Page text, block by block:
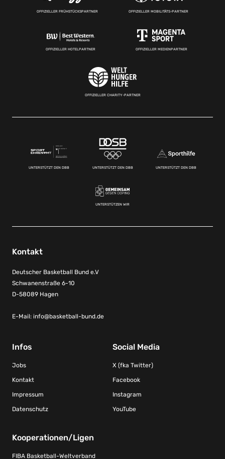
OFFIZIELLER FRÜHSTÜCKSPARTNER OFFIZIELLER MOBILITÄTS-PARTNER
OFFIZIELLER HOTELPARTNER OFFIZIELLER MEDIENPARTNER
OFFIZIELLER CHARITY-PARTNER
UNTERSTÜTZT DEN DBB UNTERSTÜTZT DEN DBB UNTERSTÜTZT DEN DBB
UNTERSTÜTZEN WIR
Kontakt
Deutscher Basketball Bund e.V
Schwanenstraße 6-10
D-58089 Hagen
E-Mail: info@basketball-bund.de
Infos
Jobs
Kontakt
Impressum
Datenschutz
Social Media
X (fka Twitter)
Facebook
Instagram
YouTube
Kooperationen/Ligen
FIBA Basketball-Weltverband